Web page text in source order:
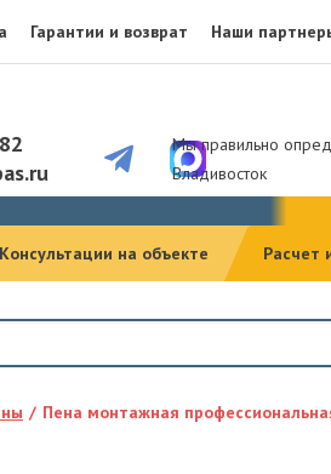
Гарантии и возврат Наши
Мы правильно
Владивосток
Консультации на объекте Расчет
Пена монтажная